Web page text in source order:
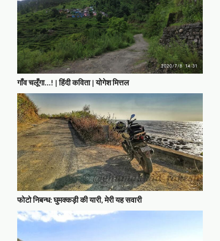
गाँव चलूँगा…! | हिंदी कविता | योगेश मित्तल
फोटो निबन्ध: घुमक्कड़ी की यारी, मेरी यह सवारी